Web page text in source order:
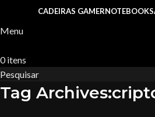
CADEIRAS GAMERNOTEBOOKS
Menu
0itens
Pesquisar
Tag